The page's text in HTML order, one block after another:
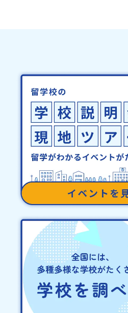
地域留学体験」のプログラム開催情報
務局までご連絡ください。・キャン
お取り消しの場合、以下のルールに沿
す。ご了承ください。プログラム開催
【キャンセルのご連絡日：お支払いい
あたる日以前：無料・20日目-8日目
プログラム開始日の前日：40％・プ
連絡無しでの不参加またはプログラ
止について天候などの状況等によって
ります。その場合は原則、開催日1週
又、最少催行人数に達しなかった場合
中止の旨をメールにてご連絡いたし
他、よくあるご質問についてはこちら
について＜プログラム主催：一般財団
トフォーム＞「意志ある若者にあふれ
くる」というビジョンを掲げ、2017
事業団体です。日本全国約200の高校
地域の枠を越えて生徒一人ひとりの夢
で1〜3年間過ごすことができるシス
めとした、教育事業や地域活性モデ
称：一般財団法人地域・教育魅力化
年3月代表者：岩本 悠所在地：〒
丁目25-6 みらいBASE2階 その他所
platform.or.jp/お問い合わせ先担当
info@miratabi.jp「おためし地域留
を公式LINEにて配信中！ぜひご登録